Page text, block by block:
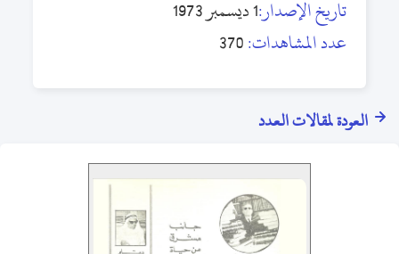
تاريخ الإصدار:1 ديسمبر 1973
عدد المشاهدات:370
العودة لمقالات العدد